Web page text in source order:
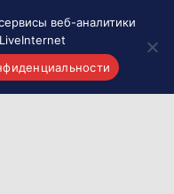
веб-аналитики